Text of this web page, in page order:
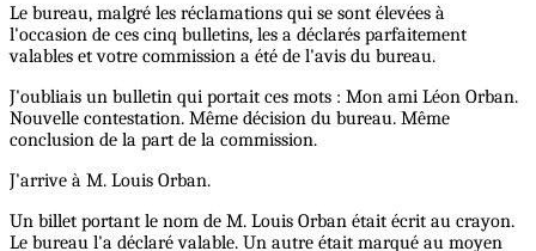
Le bureau, malgré les réclamations qui se sont élevées à
l'occasion de ces cinq bulletins, les a déclarés parfaitement
valables et votre commission a été de l'avis du bureau.
J'oubliais un bulletin qui portait ces mots : Mon ami Léon Orban.
Nouvelle contestation. Même décision du bureau. Même
conclusion de la part de la commission.
J'arrive à M. Louis Orban.
Un billet portant le nom de M. Louis Orban était écrit au crayon.
Le bureau l'a déclaré valable. Un autre était marqué au moyen